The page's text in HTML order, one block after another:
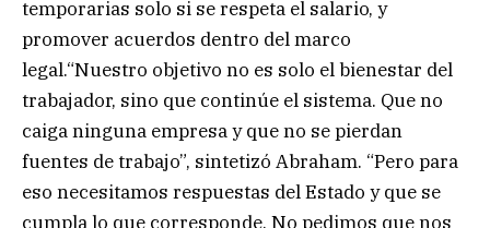
temporarias solo si se respeta el salario, y
promover acuerdos dentro del marco
legal.“Nuestro objetivo no es solo el bienestar del
trabajador, sino que continúe el sistema. Que no
caiga ninguna empresa y que no se pierdan
fuentes de trabajo”, sintetizó Abraham. “Pero para
eso necesitamos respuestas del Estado y que se
cumpla lo que corresponde. No pedimos que nos